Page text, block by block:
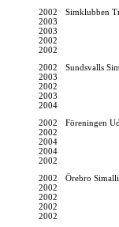
2002
Simklubben
2003
2003
2002
2002
2002
Sundsvalls
2003
2002
2003
2004
2002
Föreningen
2002
2004
2004
2002
2002
Örebro
2002
2002
2002
2002